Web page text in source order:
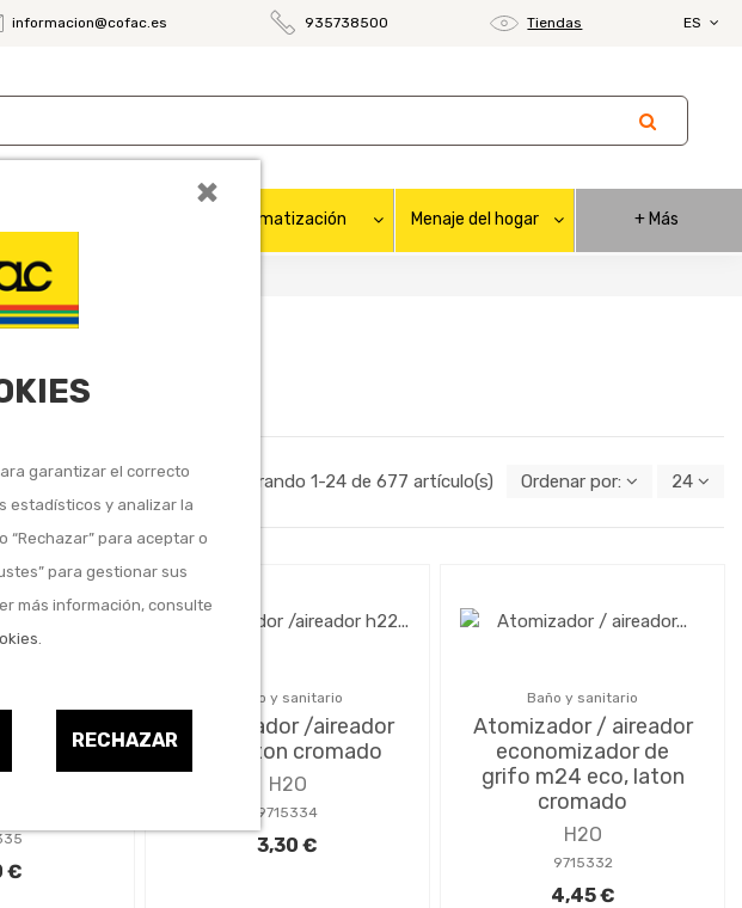
×
garantizar el correcto
estadísticos y analizar la
“Rechazar” para aceptar o
para gestionar sus
más información, consulte
RECHAZAR
informacion@cofac.es 935738500 Tiendas ES
Climatización Menaje del hogar + Más
Mostrando 1-24 de 677 artículo(s) Ordenar por: 24
/ aireador
€
Baño y sanitario
Atomizador /aireador
h22 laton cromado
H2O
9715334
3,30 €
Baño y sanitario
Atomizador / aireador
economizador de
grifo m24 eco, laton
cromado
H2O
9715332
4,45 €